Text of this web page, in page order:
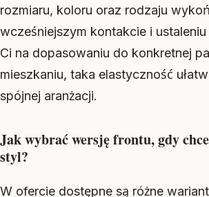
rozmiaru, koloru oraz rodzaju
wcześniejszym kontakcie i
Ci na dopasowaniu do konkretnej
mieszkaniu, taka elastyczność
spójnej aranżacji.
Jak wybrać wersję frontu, gdy
styl?
W ofercie dostępne są różne